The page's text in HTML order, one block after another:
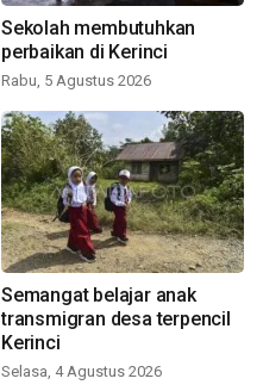
Sekolah membutuhkan
perbaikan di Kerinci
Rabu, 5 Agustus 2026
Semangat belajar anak
transmigran desa terpencil
Kerinci
Selasa, 4 Agustus 2026